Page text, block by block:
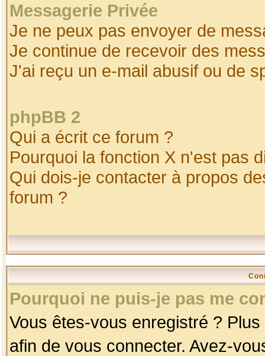
Messagerie Privée
Je ne peux pas envoyer de
Je continue de recevoir des
J'ai reçu un e-mail abusif ou de
phpBB 2
Qui a écrit ce forum ?
Pourquoi la fonction X n'est pas
Qui dois-je contacter à propos
forum ?
Pourquoi ne puis-je pas me
Vous êtes-vous enregistré ?
afin de vous connecter. Avez-